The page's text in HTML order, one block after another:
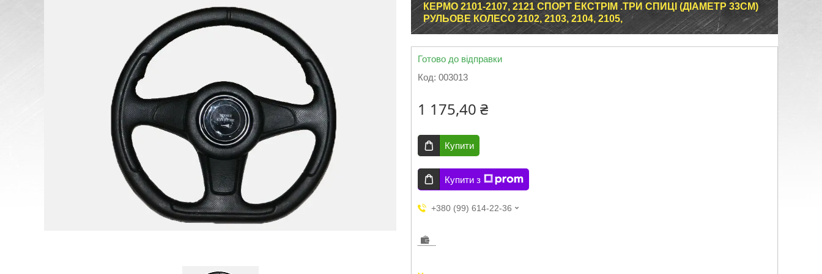
КЕРМО 2101-2107, 2121 СПОРТ ЕКСТРІМ .ТРИ СПИЦІ (ДІАМЕТР 33СМ)
РУЛЬОВЕ КОЛЕСО 2102, 2103, 2104, 2105,
Готово до відправки
Код: 003013
1 175,40 ₴
Купити
Купити з
+380 (99) 614-22-36